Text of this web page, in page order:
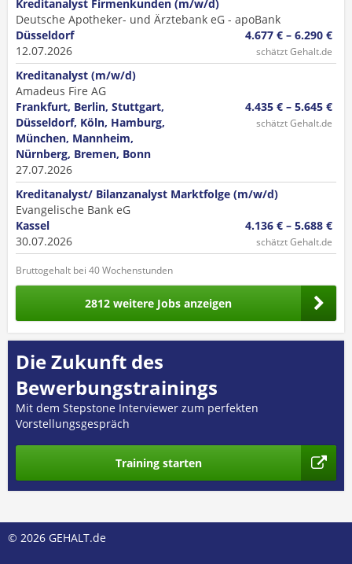
Kreditanalyst Firmenkunden (m/w/d)
Deutsche Apotheker- und Ärztebank eG - apoBank
Düsseldorf
12.07.2026
4.677 € – 6.290 €
schätzt Gehalt.de
Kreditanalyst (m/w/d)
Amadeus Fire AG
Frankfurt, Berlin, Stuttgart,
Düsseldorf, Köln, Hamburg,
München, Mannheim,
Nürnberg, Bremen, Bonn
27.07.2026
4.435 € – 5.645 €
schätzt Gehalt.de
Kreditanalyst/ Bilanzanalyst Marktfolge (m/w/d)
Evangelische Bank eG
Kassel
30.07.2026
4.136 € – 5.688 €
schätzt Gehalt.de
Bruttogehalt bei 40 Wochenstunden
2812 weitere Jobs anzeigen
Die Zukunft des
Bewerbungstrainings
Mit dem Stepstone Interviewer zum perfekten
Vorstellungsgespräch
Training starten
© 2026 GEHALT.de